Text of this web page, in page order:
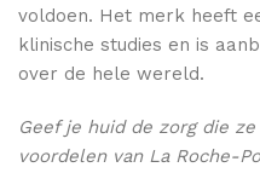
voldoen. Het merk heeft
klinische studies en is
over de hele wereld.
Geef je huid de zorg die
voordelen van La Roche-